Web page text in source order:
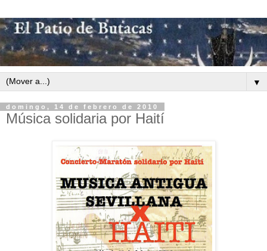
▼
domingo, 14 de febrero de 2010
Música solidaria por Haití